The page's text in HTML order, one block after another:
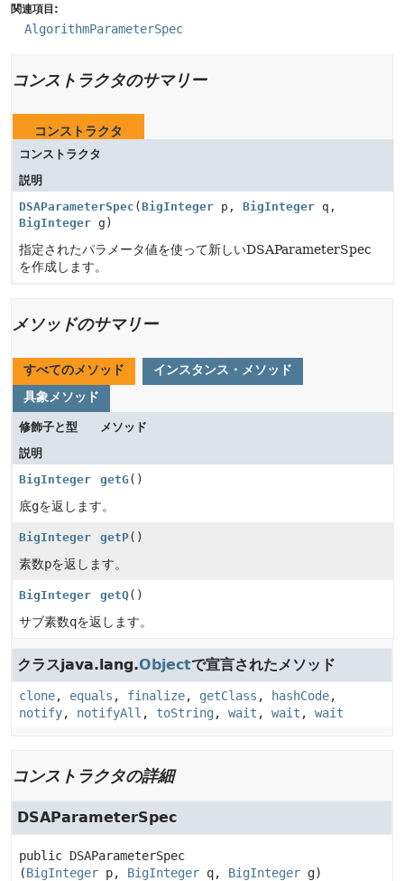
関連項目:
AlgorithmParameterSpec
コンストラクタのサマリー
コンストラクタ
コンストラクタ
説明
DSAParameterSpec ( BigInteger p, BigInteger q,
BigInteger g)
指定されたパラメータ値を使って新しいDSAParameterSpec
を作成します。
メソッドのサマリー
すべてのメソッド
インスタンス・メソッド
具象メソッド
修飾子と型
メソッド
説明
BigInteger
getG()
底gを返します。
BigInteger getP()
素数pを返します。
BigInteger getQ()
サブ素数qを返します。
クラスjava.lang.Objectで宣言されたメソッド
clone, equals , finalize, getClass , hashCode,
notify, notifyAll , toString, wait , wait , wait
コンストラクタの詳細
DSAParameterSpec
public DSAParameterSpec
(BigInteger p, BigInteger q, BigInteger g)